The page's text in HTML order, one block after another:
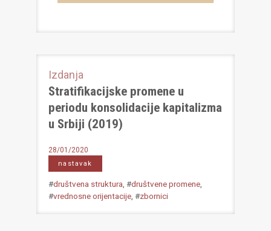
Izdanja
Stratifikacijske promene u
periodu konsolidacije kapitalizma
u Srbiji (2019)
28/01/2020
nastavak
#društvena struktura , #društvene promene,
#vrednosne orijentacije, #zbornici